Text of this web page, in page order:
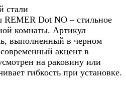
стали
REMER Dot NO – стильное
комнаты. Артикул
выполненный в черном
акцент в
на раковину или
гибкость при установке.